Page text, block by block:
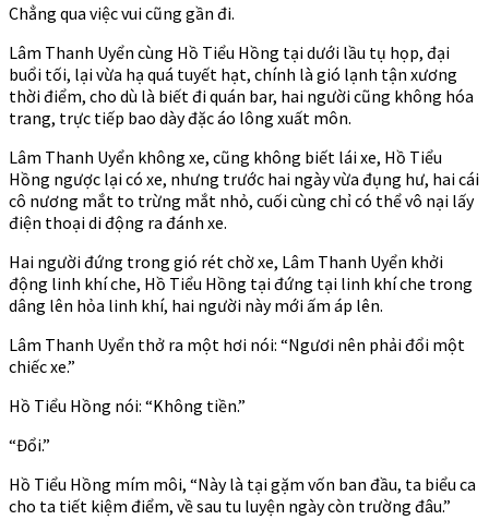
Chẳng qua việc vui cũng gần đi.
Lâm Thanh Uyển cùng Hồ Tiểu Hồng tại dưới lầu tụ họp, đại
buổi tối, lại vừa hạ quá tuyết hạt, chính là gió lạnh tận xương
thời điểm, cho dù là biết đi quán bar, hai người cũng không hóa
trang, trực tiếp bao dày đặc áo lông xuất môn.
Lâm Thanh Uyển không xe, cũng không biết lái xe, Hồ Tiểu
Hồng ngược lại có xe, nhưng trước hai ngày vừa đụng hư, hai cái
cô nương mắt to trừng mắt nhỏ, cuối cùng chỉ có thể vô nại lấy
điện thoại di động ra đánh xe.
Hai người đứng trong gió rét chờ xe, Lâm Thanh Uyển khởi
động linh khí che, Hồ Tiểu Hồng tại đứng tại linh khí che trong
dâng lên hỏa linh khí, hai người này mới ấm áp lên.
Lâm Thanh Uyển thở ra một hơi nói: “Ngươi nên phải đổi một
chiếc xe.”
Hồ Tiểu Hồng nói: “Không tiền.”
“Đổi.”
Hồ Tiểu Hồng mím môi, “Này là tại gặm vốn ban đầu, ta biểu ca
cho ta tiết kiệm điểm, về sau tu luyện ngày còn trường đâu.”